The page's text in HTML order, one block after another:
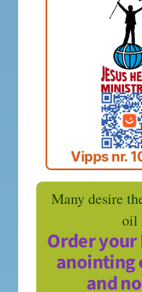
Vipps nr.
Many desire
oil
Order
anointing
and